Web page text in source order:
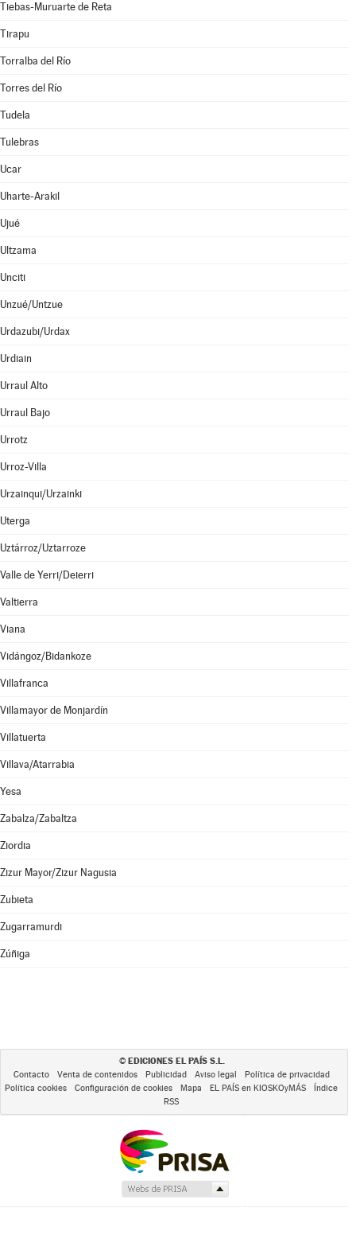
Tiebas-Muruarte de Reta
Tirapu
Torralba del Río
Torres del Río
Tudela
Tulebras
Ucar
Uharte-Arakil
Ujué
Ultzama
Unciti
Unzué/Untzue
Urdazubi/Urdax
Urdiain
Urraul Alto
Urraul Bajo
Urrotz
Urroz-Villa
Urzainqui/Urzainki
Uterga
Uztárroz/Uztarroze
Valle de Yerri/Deierri
Valtierra
Viana
Vidángoz/Bidankoze
Villafranca
Villamayor de Monjardín
Villatuerta
Villava/Atarrabia
Yesa
Zabalza/Zabaltza
Ziordia
Zizur Mayor/Zizur Nagusia
Zubieta
Zugarramurdi
Zúñiga
© EDICIONES EL PAÍS S.L.
Contacto Venta de contenidos Publicidad Aviso legal
Política de privacidad
Política cookies
Configuración de cookies Mapa EL PAÍS en KIOSKOyMÁS
Índice
RSS